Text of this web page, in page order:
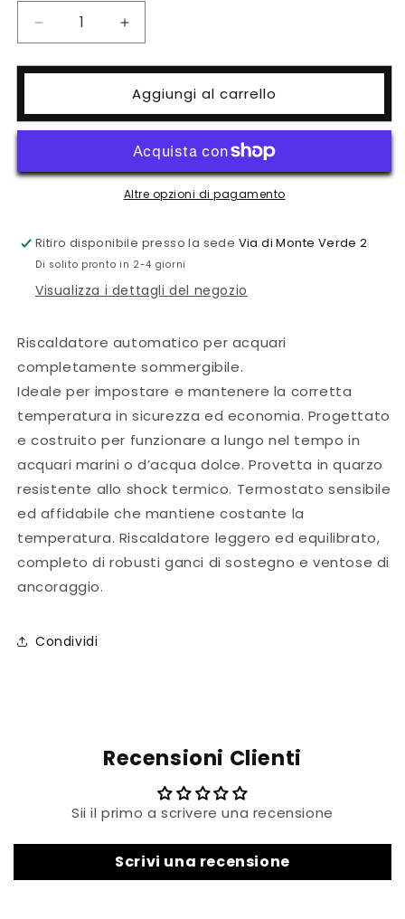
Diminuisci
quantità
per
Eco
Aumenta
quantità
per
NEWA
Therm
Eco
Aggiungi al carrello
Altre opzioni di pagamento
Ritiro disponibile presso la sede Via di Monte Verde 2
Di solito pronto in 2-4 giorni
Visualizza i dettagli del negozio
Riscaldatore automatico per acquari
completamente sommergibile.
Ideale per impostare e mantenere la corretta
temperatura in sicurezza ed economia. Progettato
e costruito per funzionare a lungo nel tempo in
acquari marini o d’acqua dolce. Provetta in quarzo
resistente allo shock termico. Termostato sensibile
ed affidabile che mantiene costante la
temperatura. Riscaldatore leggero ed equilibrato,
completo di robusti ganci di sostegno e ventose di
ancoraggio.
Condividi
Recensioni Clienti
Sii il primo a scrivere una recensione
Scrivi una recensione